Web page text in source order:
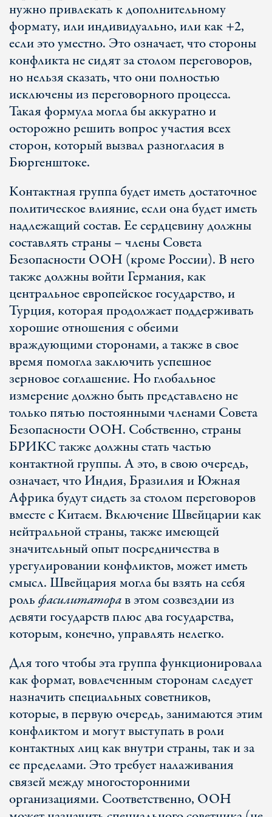
нужно привлекать к дополнительному
формату, или индивидуально, или как +2,
если это уместно. Это означает, что стороны
конфликта не сидят за столом переговоров,
но нельзя сказать, что они полностью
исключены из переговорного процесса.
Такая формула могла бы аккуратно и
осторожно решить вопрос участия всех
сторон, который вызвал разногласия в
Бюргенштоке.
Контактная группа будет иметь достаточное
политическое влияние, если она будет иметь
надлежащий состав. Ее сердцевину должны
составлять страны – члены Совета
Безопасности ООН (кроме России). В него
также должны войти Германия, как
центральное европейское государство, и
Турция, которая продолжает поддерживать
хорошие отношения с обеими
враждующими сторонами, а также в свое
время помогла заключить успешное
зерновое соглашение. Но глобальное
измерение должно быть представлено не
только пятью постоянными членами Совета
Безопасности ООН. Собственно, страны
БРИКС также должны стать частью
контактной группы. А это, в свою очередь,
означает, что Индия, Бразилия и Южная
Африка будут сидеть за столом переговоров
вместе с Китаем. Включение Швейцарии как
нейтральной страны, также имеющей
значительный опыт посредничества в
урегулировании конфликтов, может иметь
смысл. Швейцария могла бы взять на себя
рольфасилитаторав этом созвездии из
девяти государств плюс два государства,
которым, конечно, управлять нелегко.
Для того чтобы эта группа функционировала
как формат, вовлеченным сторонам следует
назначить специальных советников,
которые, в первую очередь, занимаются этим
конфликтом и могут выступать в роли
контактных лиц как внутри страны, так и за
ее пределами. Это требует налаживания
связей между многосторонними
организациями. Соответственно, ООН